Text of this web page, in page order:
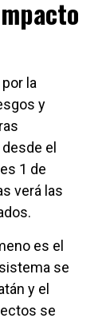
la
y
el
1 de
verá las
es el
se
y el
se